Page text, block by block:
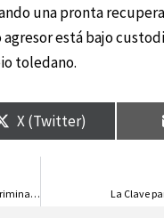
una pronta
está bajo
toledano.
X (Twitter)
Álvarez (UGT) Garantiza Que El Acuerdo Con Junts No Generará Discriminación Ni Privilegios Para La Ciudadanía La Clave